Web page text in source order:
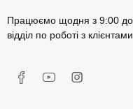
Працюємо щодня з 9:00 до
відділ по роботі з